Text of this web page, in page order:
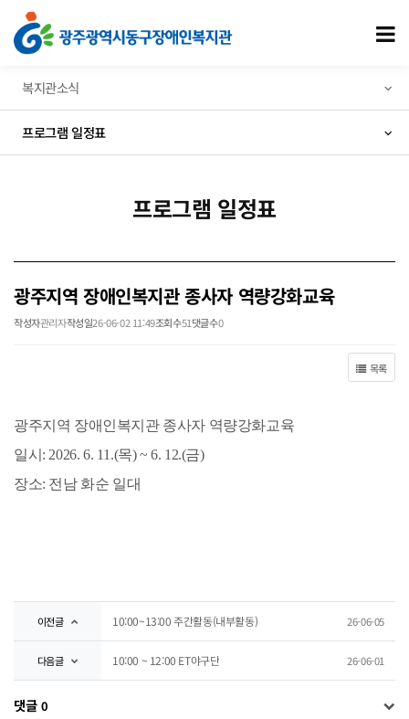
광주지역 장애인복지관 종사자 역량강화교육 > 프로그램 일정표
복지관소식
프로그램 일정표
프로그램 일정표
광주지역 장애인복지관 종사자 역량강화교육
작성자관리자작성일26-06-02 11:49조회수51댓글수0
목록
광주지역 장애인복지관 종사자 역량강화교육
일시: 2026. 6. 11.(목) ~ 6. 12.(금)
장소: 전남 화순 일대
이전글 10:00~13:00 주간활동(내부활동) 26-06-05
다음글 10:00 ~ 12:00 ET야구단 26-06-01
댓글 0